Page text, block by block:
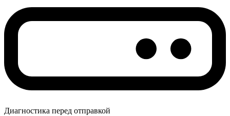
Диагностика перед отправкой